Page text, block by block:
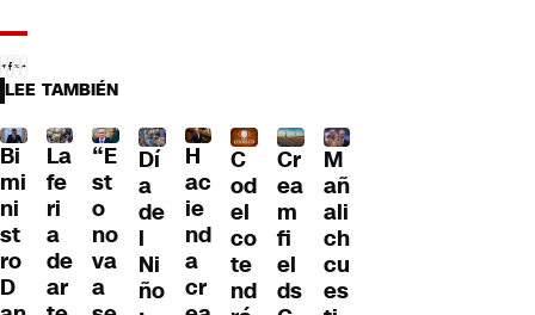
LEE TAMBIÉN
Bi
mi
ni
st
ro
D
La
fe
ri
a
de
ar
“E
st
o
no
va
a
Dí
a
de
l
Ni
ño
H
ac
ie
nd
a
cr
C
od
el
co
te
nd
Cr
ea
m
fi
el
ds
M
añ
ali
ch
cu
es